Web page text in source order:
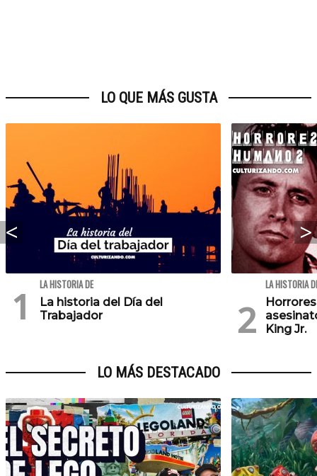
LO QUE MÁS GUSTA
LA HISTORIA DE
La historia del Día del
Trabajador
LA HISTORIA
King Jr.
LO MÁS DESTACADO